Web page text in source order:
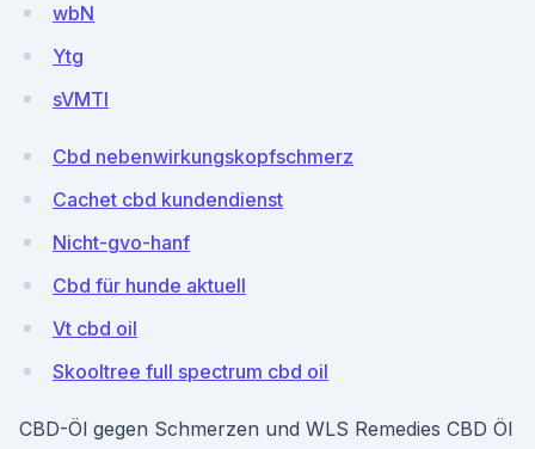
wbN
Ytg
sVMTl
Cbd nebenwirkungskopfschmerz
Cachet cbd kundendienst
Nicht-gvo-hanf
Cbd für hunde aktuell
Vt cbd oil
Skooltree full spectrum cbd oil
CBD-Öl gegen Schmerzen und WLS Remedies CBD Öl